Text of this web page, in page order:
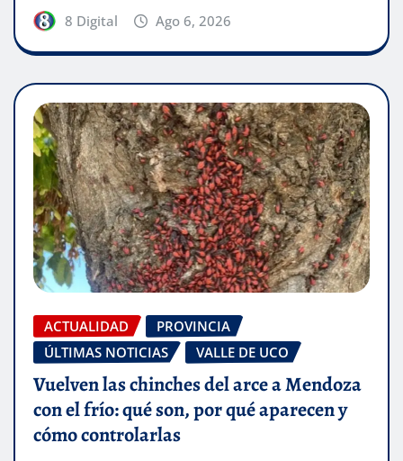
8 Digital Ago 6, 2026
ACTUALIDAD
PROVINCIA
ÚLTIMAS NOTICIAS
VALLE DE UCO
Vuelven las chinches del arce a Mendoza
con el frío: qué son, por qué aparecen y
cómo controlarlas